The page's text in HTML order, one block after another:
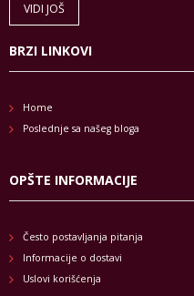
VIDI JOŠ
BRZI LINKOVI
Home
Poslednje sa našeg bloga
OPŠTE INFORMACIJE
Često postavljanja pitanja
Informacije o dostavi
Uslovi korišćenja